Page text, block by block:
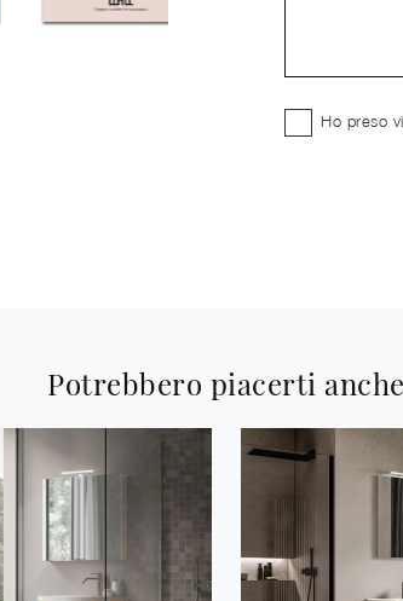
Ho preso
Potrebbero piacerti anche